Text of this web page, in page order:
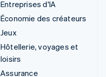
Entreprises d'IA
Économie des créateurs
Jeux
Hôtellerie, voyages et
loisirs
Assurance